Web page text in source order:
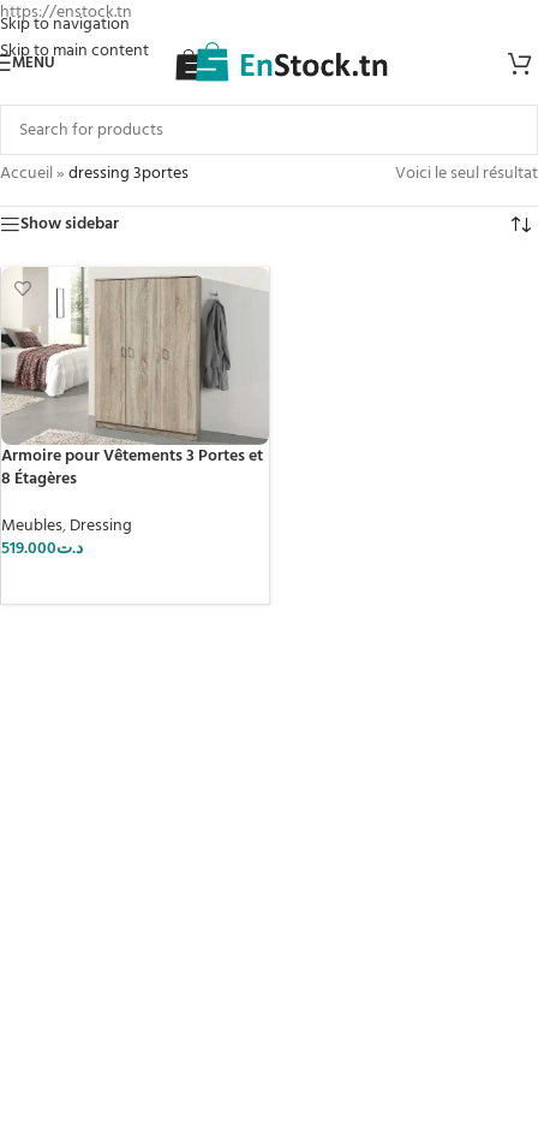
https://enstock.tn
Skip to navigation
Skip to main content
MENU
Accueil»dressing 3portes
Voici le seul résultat
Show sidebar
Armoire pour Vêtements 3 Portes et
8 Étagères
Meubles,Dressing
د.ت519.000